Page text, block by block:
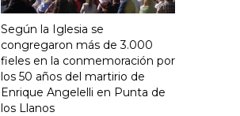
Según la Iglesia se
congregaron más de 3.000
fieles en la conmemoración por
los 50 años del martirio de
Enrique Angelelli en Punta de
los Llanos